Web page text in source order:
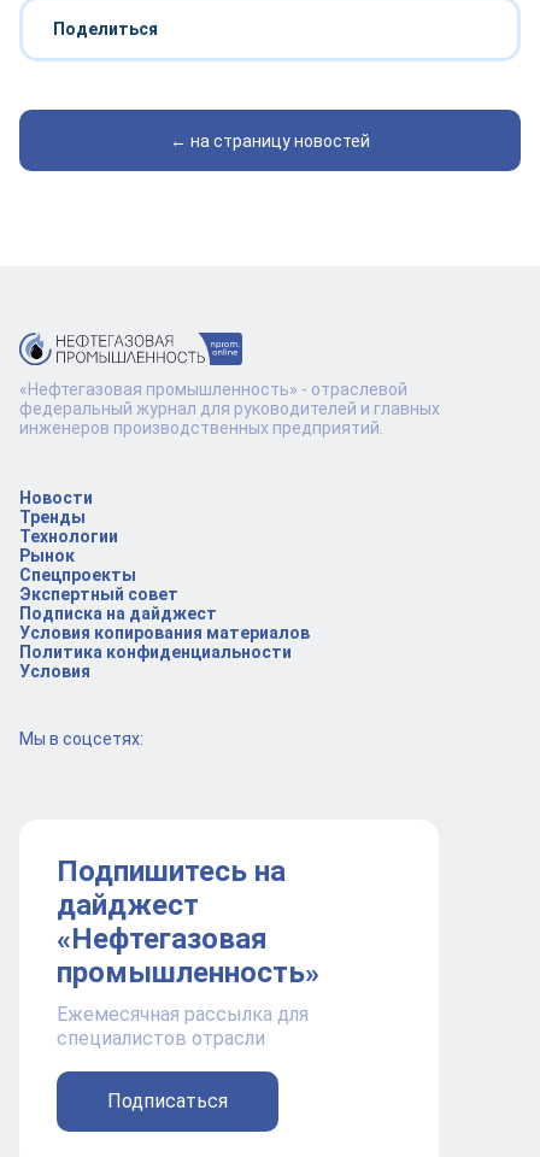
Поделиться
← на страницу новостей
Новости
Тренды
Технологии
Рынок
Спецпроекты
Экспертный совет
Подписка на дайджест
Условия копирования материалов
Политика конфиденциальности
Условия
Мы в соцсетях:
Подпишитесь на
дайджест
«Нефтегазовая
промышленность»
Ежемесячная рассылка для
специалистов отрасли
Подписаться
«Нефтегазовая промышленность» - отраслевой
федеральный журнал для руководителей и главных
инженеров производственных предприятий.